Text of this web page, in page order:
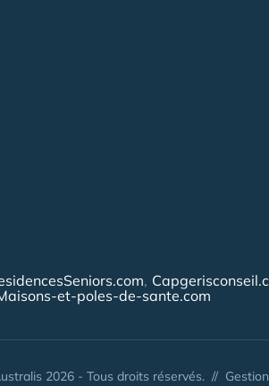
et-poles-de-sante.com
2026 - Tous droits réservés. //